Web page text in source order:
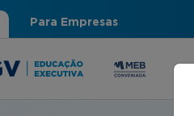
Para Empresas